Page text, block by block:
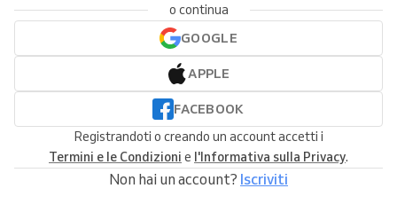
o continua
GOOGLE
APPLE
FACEBOOK
Registrandoti o creando un account accetti i
Termini e le Condizioni e l'Informativa sulla Privacy.
Non hai un account? Iscriviti